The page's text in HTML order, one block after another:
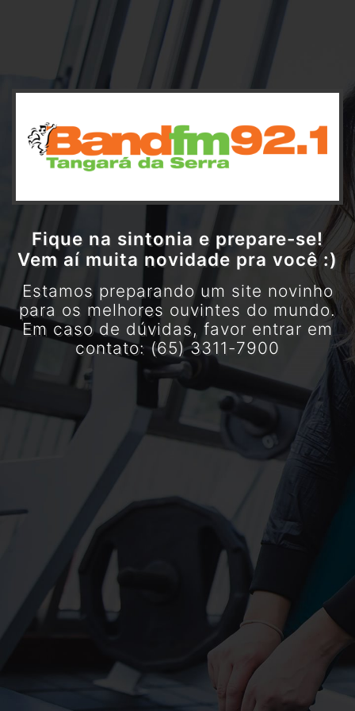
Fique na sintonia e prepare-se!
Vem aí muita novidade pra você :)
Estamos preparando um site novinho
para os melhores ouvintes do mundo.
Em caso de dúvidas, favor entrar em
contato: (65) 3311-7900